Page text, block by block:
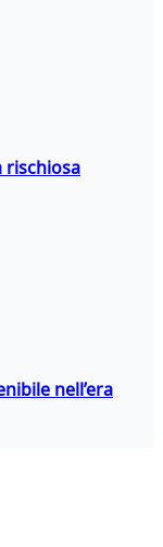
rischiosa
nell’era